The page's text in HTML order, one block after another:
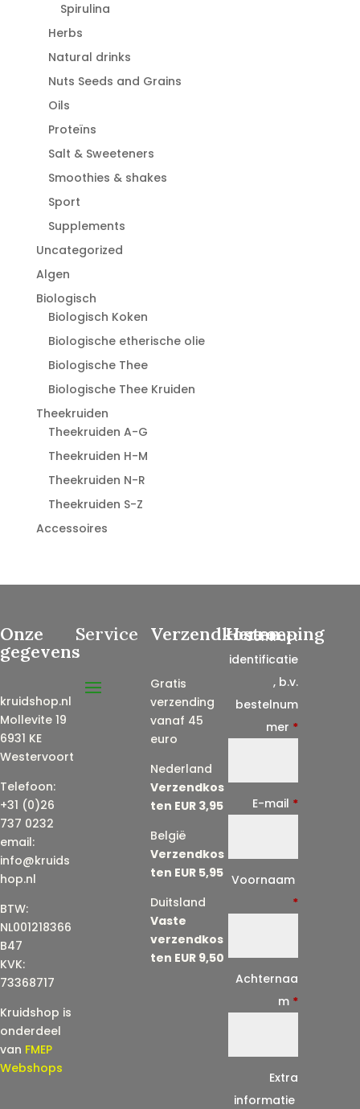
Spirulina
Herbs
Natural drinks
Nuts Seeds and Grains
Oils
Proteïns
Salt & Sweeteners
Smoothies & shakes
Sport
Supplements
Uncategorized
Algen
Biologisch
Biologisch Koken
Biologische etherische olie
Biologische Thee
Biologische Thee Kruiden
Theekruiden
Theekruiden A-G
Theekruiden H-M
Theekruiden N-R
Theekruiden S-Z
Accessoires
Onze
gegevens
kruidshop.nl
Mollevite 19
6931 KE
Westervoort
Telefoon:
+31 (0)26
737 0232
email:
info@kruids
hop.nl
BTW:
NL001218366
B47
KVK:
73368717
Kruidshop is
onderdeel
van FMEP
Webshops
Service Verzendkosten
Gratis
verzending
vanaf 45
euro
Nederland
Verzendkos
ten EUR 3,95
België
Verzendkos
ten EUR 5,95
Duitsland
Vaste
verzendkos
ten EUR 9,50
Herroeping
Contract
identificatie
, b.v.
bestelnum
mer *
E-mail *
Voornaam
*
Achternaa
m *
Extra
informatie